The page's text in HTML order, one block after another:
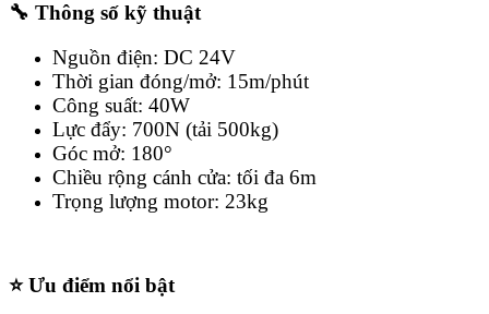
🔧 Thông số kỹ thuật
Nguồn điện: DC 24V
Thời gian đóng/mở: 15m/phút
Công suất: 40W
Lực đẩy: 700N (tải 500kg)
Góc mở: 180°
Chiều rộng cánh cửa: tối đa 6m
Trọng lượng motor: 23kg
⭐ Ưu điểm nổi bật